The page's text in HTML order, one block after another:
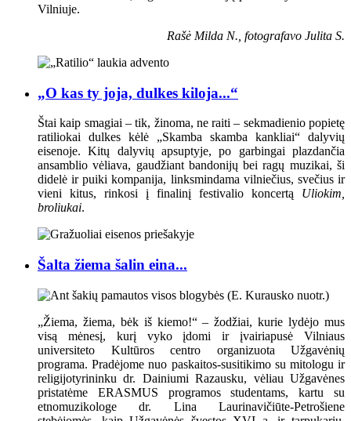
Vilniuje.
Rašė Milda N., fotografavo Julita S.
„O kas ty joja, dulkes kiloja...“
Štai kaip smagiai – tik, žinoma, ne raiti – sekmadienio popietę
ratiliokai dulkes kėlė „Skamba skamba kankliai“ dalyvių
eisenoje. Kitų dalyvių apsuptyje, po garbingai plazdančia
ansamblio vėliava, gaudžiant bandonijų bei ragų muzikai, ši
didelė ir puiki kompanija, linksmindama vilniečius, svečius ir
vieni kitus, rinkosi į finalinį festivalio koncertą Uliokim,
broliukai.
Šalta žiema šalin eina...
„Žiema, žiema, bėk iš kiemo!“ – žodžiai, kurie lydėjo mus
visą mėnesį, kurį vyko įdomi ir įvairiapusė Vilniaus
universiteto Kultūros centro organizuota Užgavėnių
programa. Pradėjome nuo paskaitos-susitikimo su mitologu ir
religijotyrininku dr. Dainiumi Razausku, vėliau Užgavėnes
pristatėme ERASMUS programos studentams, kartu su
etnomuzikologe dr. Lina Laurinavičiūte-Petrošiene